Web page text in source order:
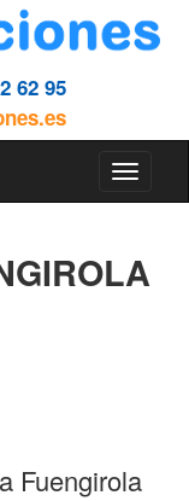
62 95
Fuengirola